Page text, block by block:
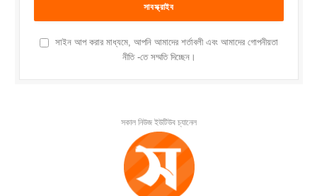
সাইন আপ করার মাধ্যমে, আপনি আমাদের শর্তাবলী এবং আমাদের গোপনীয়তা
নীতি -তে সম্মতি দিচ্ছেন।
সকাল নিউজ ইউটিউব চ্যানেল